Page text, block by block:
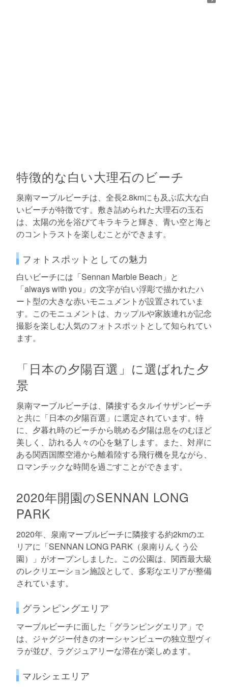
特徴的な白い大理石のビーチ
泉南マーブルビーチは、全長2.8kmにも及ぶ広大な白
いビーチが特徴です。敷き詰められた大理石の玉石
は、太陽の光を浴びてキラキラと輝き、青い空と海と
のコントラストを楽しむことができます。
フォトスポットとしての魅力
白いビーチには「Sennan Marble Beach」と
「always with you」の文字が白い浮彫で描かれたハ
ート型の大きな赤いモニュメントが設置されていま
す。このモニュメントは、カップルや家族連れが記念
撮影を楽しむ人気のフォトスポットとして知られてい
ます。
「日本の夕陽百選」に選ばれた夕
景
泉南マーブルビーチは、隣接するタルイサザンビーチ
と共に「日本の夕陽百選」に選定されています。特
に、夕暮れ時のビーチから眺める夕陽は息をのむほど
美しく、訪れる人々の心を魅了します。また、対岸に
ある関西国際空港から離着陸する飛行機を見ながら、
ロマンチックな時間を過ごすことができます。
2020年開園のSENNAN LONG
PARK
2020年、泉南マーブルビーチに隣接する約2kmのエ
リアに「SENNAN LONG PARK（泉南りんくう公
園）」がオープンしました。この公園は、関西最大級
のレクリエーション施設として、多彩なエリアが整備
されています。
グランピングエリア
マーブルビーチに面した「グランピングエリア」で
は、ジャグジー付きのオーシャンビューの独立型ヴィ
ラが並び、ラグジュアリーな滞在が楽しめます。
マルシェエリア